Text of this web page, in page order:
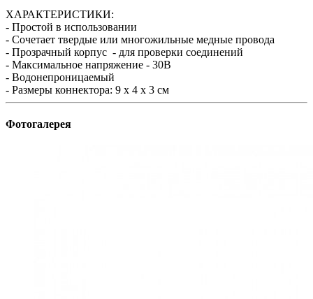
ХАРАКТЕРИСТИКИ:
- Простой в использовании
- Сочетает твердые или многожильные медные провода
- Прозрачный корпус - для проверки соединений
- Максимальное напряжение - 30В
- Водонепроницаемый
- Размеры коннектора: 9 х 4 х 3 см
Фотогалерея